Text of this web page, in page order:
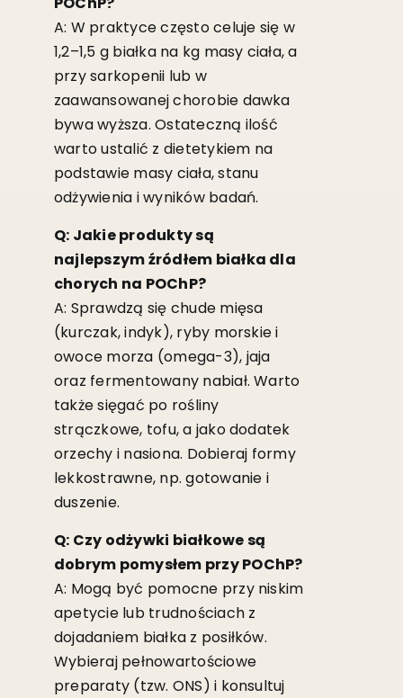
A: W praktyce często celuje się w
1,2–1,5 g białka na kg masy ciała, a
przy sarkopenii lub w
zaawansowanej chorobie dawka
bywa wyższa. Ostateczną ilość
warto ustalić z dietetykiem na
podstawie masy ciała, stanu
odżywienia i wyników badań.
Q: Jakie produkty są
najlepszym źródłem białka dla
chorych na POChP?
A: Sprawdzą się chude mięsa
(kurczak, indyk), ryby morskie i
owoce morza (omega-3), jaja
oraz fermentowany nabiał. Warto
także sięgać po rośliny
strączkowe, tofu, a jako dodatek
orzechy i nasiona. Dobieraj formy
lekkostrawne, np. gotowanie i
duszenie.
Q: Czy odżywki białkowe są
dobrym pomysłem przy POChP?
A: Mogą być pomocne przy niskim
apetycie lub trudnościach z
dojadaniem białka z posiłków.
Wybieraj pełnowartościowe
preparaty (tzw. ONS) i konsultuj